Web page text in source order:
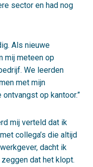
sector en had nog
Als nieuwe
mij meteen op
We leerden
met mijn
op kantoor.
mij verteld dat ik
collega’s die altijd
dacht ik
dat het klopt.